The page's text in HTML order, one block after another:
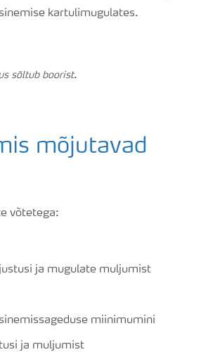
kartulimugulates.
sõltub boorist.
mõjutavad
võtetega:
ja mugulate muljumist
miinimumini
ja muljumist